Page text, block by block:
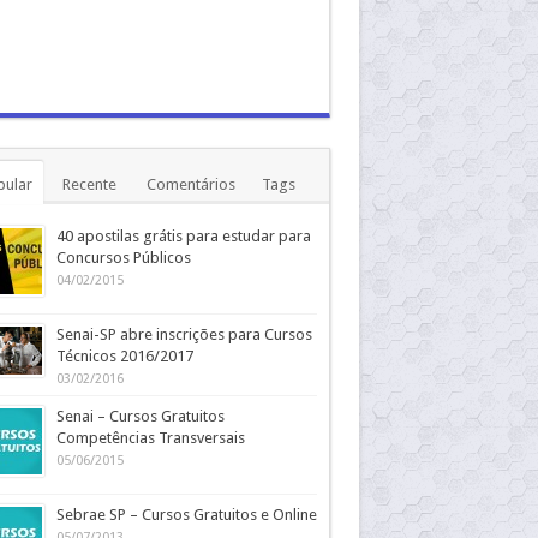
Recente Comentários Tags
40 apostilas grátis para estudar para
Concursos Públicos
04/02/2015
Senai-SP abre inscrições para Cursos
Técnicos 2016/2017
03/02/2016
Senai – Cursos Gratuitos
Competências Transversais
05/06/2015
Sebrae SP – Cursos Gratuitos e Online